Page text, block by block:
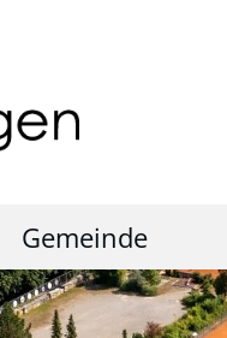
Gemeinde